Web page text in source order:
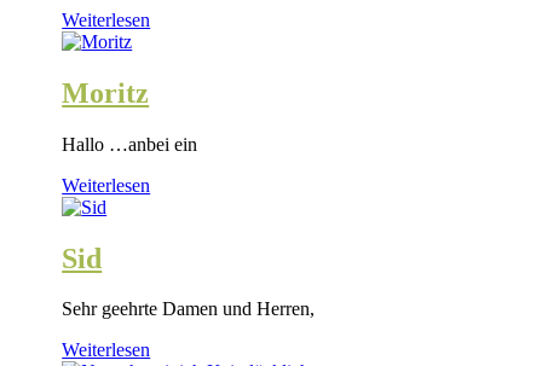
Weiterlesen
Moritz
Hallo …anbei ein
Weiterlesen
Sid
Sehr geehrte Damen und Herren,
Weiterlesen